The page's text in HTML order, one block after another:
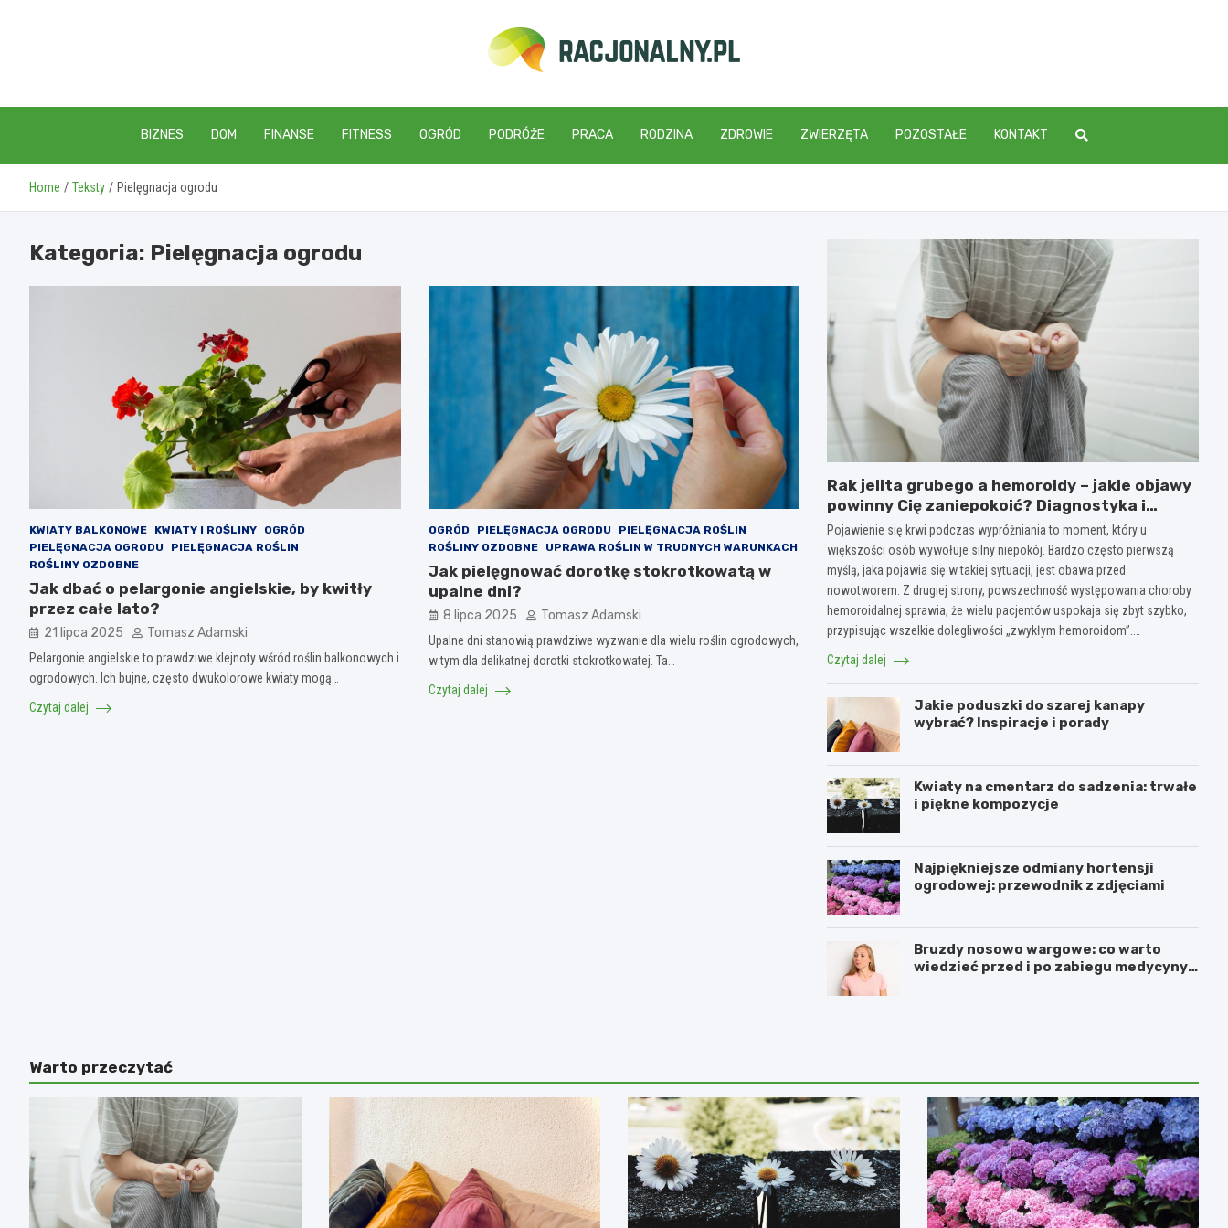
racjonalny.pl
BIZNES DOM FINANSE FITNESS OGRÓD PODRÓŻE PRACA RODZINA ZDROWIE ZWIERZĘTA POZOSTAŁE KONTAKT
Home Teksty Pielęgnacja ogrodu
Kategoria: Pielęgnacja ogrodu
KWIATY BALKONOWE KWIATY I ROŚLINY
OGRÓD
PIELĘGNACJA OGRODU
PIELĘGNACJA ROŚLIN
ROŚLINY OZDOBNE
Jak dbać o pelargonie angielskie, by kwitły
przez całe lato?
21 lipca 2025 Tomasz Adamski
Pelargonie angielskie to prawdziwe klejnoty wśród roślin balkonowych i
ogrodowych. Ich bujne, często dwukolorowe kwiaty mogą…
Czytaj dalej
OGRÓD PIELĘGNACJA OGRODU
PIELĘGNACJA ROŚLIN
ROŚLINY OZDOBNE
UPRAWA ROŚLIN W TRUDNYCH WARUNKACH
Jak pielęgnować dorotkę stokrotkowatą w
upalne dni?
8 lipca 2025 Tomasz Adamski
Upalne dni stanowią prawdziwe wyzwanie dla wielu roślin ogrodowych,
w tym dla delikatnej dorotki stokrotkowatej. Ta…
Czytaj dalej
Rak jelita grubego a hemoroidy – jakie objawy
powinny Cię zaniepokoić? Diagnostyka i
różnice
Pojawienie się krwi podczas wypróżniania to moment, który u
większości osób wywołuje silny niepokój. Bardzo często pierwszą
myślą, jaka pojawia się w takiej sytuacji, jest obawa przed
nowotworem. Z drugiej strony, powszechność występowania choroby
hemoroidalnej sprawia, że wielu pacjentów uspokaja się zbyt szybko,
przypisując wszelkie dolegliwości „zwykłym hemoroidom”.…
Czytaj dalej
Jakie poduszki do szarej kanapy
wybrać? Inspiracje i porady
Kwiaty na cmentarz do sadzenia: trwałe
i piękne kompozycje
Najpiękniejsze odmiany hortensji
ogrodowej: przewodnik z zdjęciami
Bruzdy nosowo wargowe: co warto
wiedzieć przed i po zabiegu medycyny
Warto przeczytać